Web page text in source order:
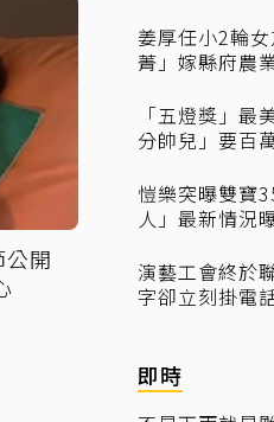
開
姜厚任小2輪
菁」嫁縣府農
「五燈獎」最
分帥兒」要百
愷樂突曝雙寶
人」最新情況
演藝工會終於
字卻立刻掛電
即時